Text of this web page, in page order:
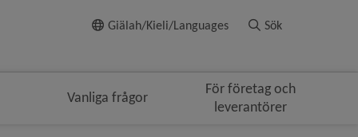
Till innehålletGiälah/Kieli/Languages Sök
Vanliga frågor
För företag och
leverantörer